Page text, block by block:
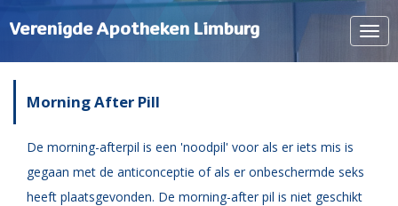
Verenigde Apotheken Limburg
Morning After Pill
De morning-afterpil is een 'noodpil' voor als er iets mis is
gegaan met de anticonceptie of als er onbeschermde seks
heeft plaatsgevonden. De morning-after pil is niet geschikt